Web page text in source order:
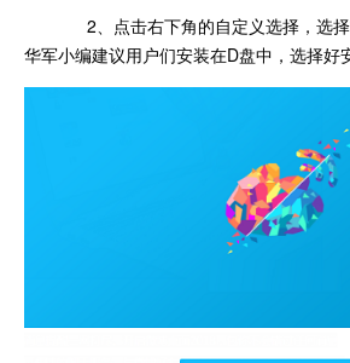
2、点击右下角的自定义选择，选择
华军小编建议用户们安装在D盘中，选择好